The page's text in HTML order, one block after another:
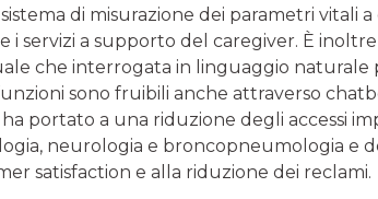
di misurazione dei parametri vitali
i servizi a supporto del caregiver. È
che interrogata in linguaggio
sono fruibili anche attraverso
ha portato a una riduzione degli accessi
neurologia e broncopneumologia e
satisfaction e alla riduzione dei reclami.